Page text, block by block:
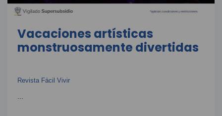
Vacaciones artísticas
monstruosamente divertidas
Revista Fácil Vivir